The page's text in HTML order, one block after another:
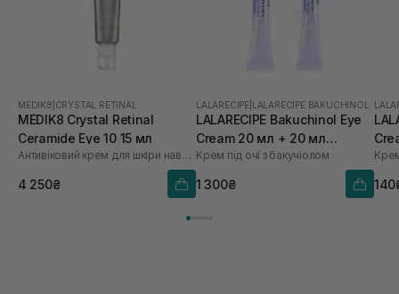
MEDIK8 CRYSTAL RETINAL
MEDIK8 Crystal Retinal
Ceramide Eye 10 15 мл
Антивіковий крем для шкіри навколо очей з вітаміном А 0,10%
4 250₴
LALARECIPE LALARECIPE BAKUCHINOL
LALARECIPE Bakuchinol Eye
Cream 20 мл + 20 мл
запаска
Крем під очі з бакучіолом
1 300₴